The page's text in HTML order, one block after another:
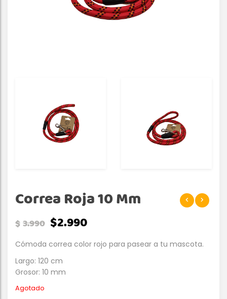
Correa Roja 10 Mm
$3.990 $2.990
Cómoda correa color rojo para pasear a tu mascota.
Largo: 120 cm
Grosor: 10 mm
Agotado